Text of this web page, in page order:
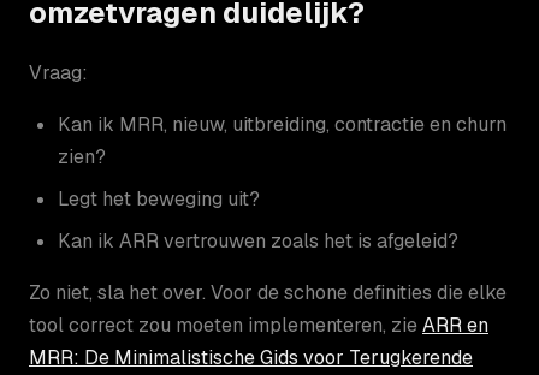
omzetvragen duidelijk?
Vraag:
Kan ik MRR, nieuw, uitbreiding, contractie en churn
zien?
Legt het beweging uit?
Kan ik ARR vertrouwen zoals het is afgeleid?
Zo niet, sla het over. Voor de schone definities die elke
tool correct zou moeten implementeren, zie ARR en
MRR: De Minimalistische Gids voor Terugkerende